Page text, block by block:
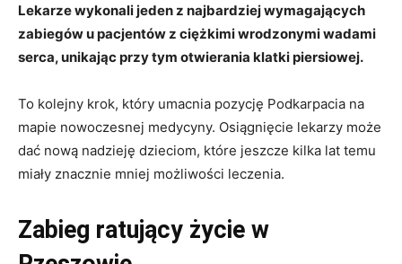
Lekarze wykonali jeden z najbardziej wymagających
zabiegów u pacjentów z ciężkimi wrodzonymi wadami
serca, unikając przy tym otwierania klatki piersiowej.
To kolejny krok, który umacnia pozycję Podkarpacia na
mapie nowoczesnej medycyny. Osiągnięcie lekarzy może
dać nową nadzieję dzieciom, które jeszcze kilka lat temu
miały znacznie mniej możliwości leczenia.
Zabieg ratujący życie w